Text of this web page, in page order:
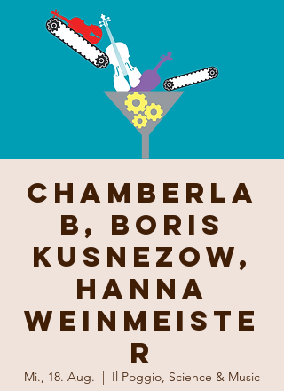
ChamberLa
b, Boris
Kusnezow,
Hanna
Weinmeiste
r
Mi., 18. Aug.
  |
Il Poggio, Science & Music